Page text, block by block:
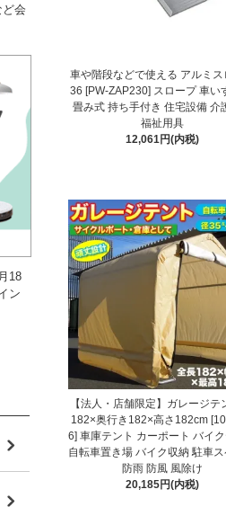
車や階段などで使える アルミス
36 [PW-ZAP230] スロープ 車い
畳み式 持ち手付き 住宅設備 介
福祉用具
12,061円(内税)
【法人・店舗限定】ガレージテ
182×奥行き182×高さ182cm
6] 車庫テント カーポート バイク
自転車置き場 バイク収納 駐車
防雨 防風 風除け
20,185円(内税)
会
18
ン